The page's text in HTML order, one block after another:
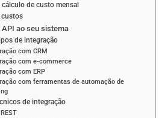
cálculo de custo mensal
ao seu sistema
de integração
com CRM
com e-commerce
com ERP
com ferramentas de automação de
de integração